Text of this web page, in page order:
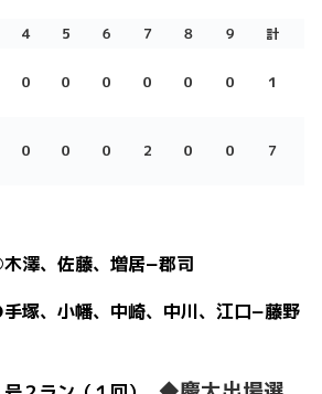
４ ５ ６ ７ ８ ９ 計
０ ０ ０ ０ ０ ０ １
０ ０ ０ ２ ０ ０ ７
木澤、佐藤、増居−郡司
手塚、小幡、中崎、中川、江口−藤野